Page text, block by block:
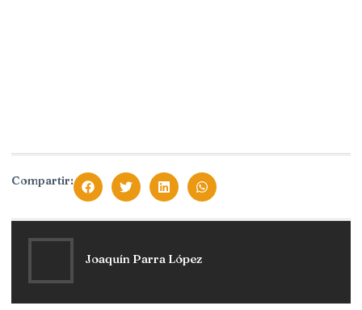
Compartir:
Joaquín Parra López